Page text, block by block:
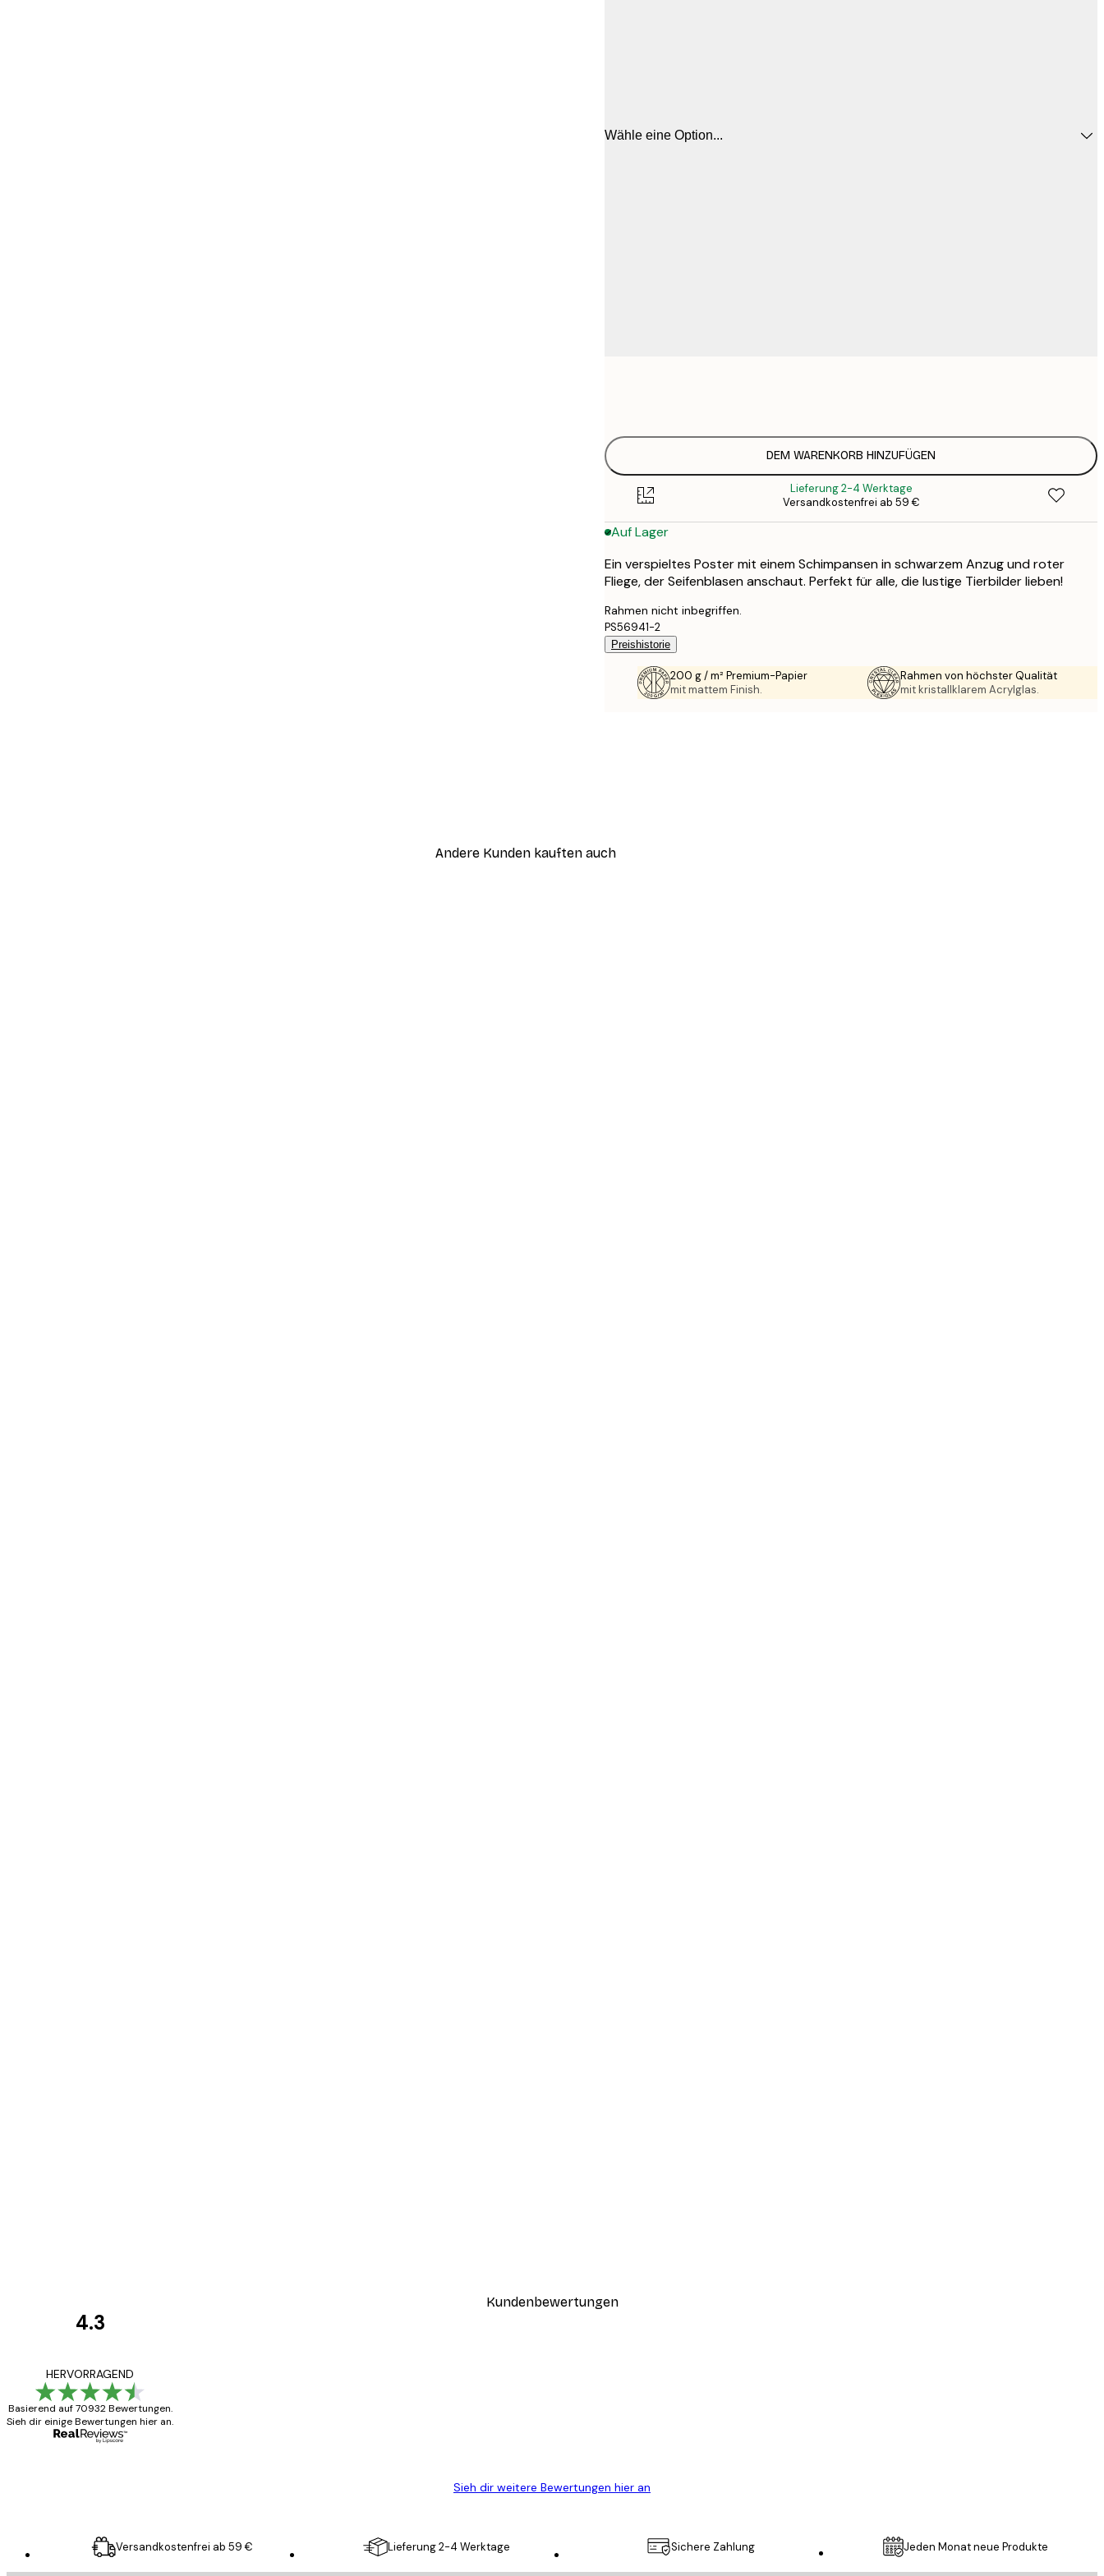
Wähle eine Option...
DEM WARENKORB HINZUFÜGEN
Lieferung 2-4 Werktage
Versandkostenfrei ab 59 €
Auf Lager
Ein verspieltes Poster mit einem Schimpansen in schwarzem Anzug und roter
Fliege, der Seifenblasen anschaut. Perfekt für alle, die lustige Tierbilder lieben!
Rahmen nicht inbegriffen.
PS56941-2
Preishistorie
200 g / m² Premium-Papier
mit mattem Finish.
Rahmen von höchster Qualität
mit kristallklarem Acrylglas.
Andere Kunden kauften auch
Kundenbewertungen
4.3
HERVORRAGEND
Basierend auf 70932 Bewertungen.
Sieh dir einige Bewertungen hier an.
Sieh dir weitere Bewertungen hier an
Versandkostenfrei ab 59 € Lieferung 2-4 Werktage Sichere Zahlung Jeden Monat neue Produkte